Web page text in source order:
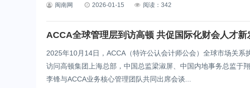
闽南网 2026-01-15 阅读：342
ACCA全球管理层到访高顿 共促国际化财会人才新
2025年10月14日，ACCA（特许公认会计师公会）全球市场关
访问高顿集团上海总部，中国总监梁淑屏、中国内地事务总监于
李锋与ACCA业务核心管理团队共同出席会谈...